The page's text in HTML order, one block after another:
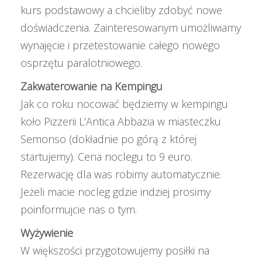
kurs podstawowy a chcieliby zdobyć nowe
doświadczenia. Zainteresowanym umożliwiamy
wynajęcie i przetestowanie całego nowego
osprzętu paralotniowego.
Zakwaterowanie na Kempingu
Jak co roku nocować będziemy w kempingu
koło Pizzerii L’Antica Abbazia w miasteczku
Semonso (dokładnie po górą z której
startujemy). Cena noclegu to 9 euro.
Rezerwację dla was robimy automatycznie.
Jeżeli macie nocleg gdzie indziej prosimy
poinformujcie nas o tym.
Wyżywienie
W większości przygotowujemy posiłki na